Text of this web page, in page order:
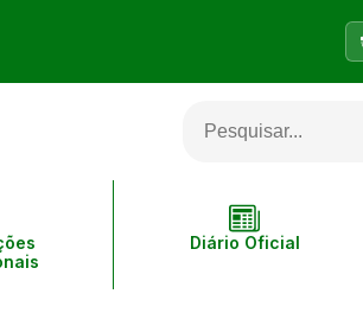
Diário Oficial